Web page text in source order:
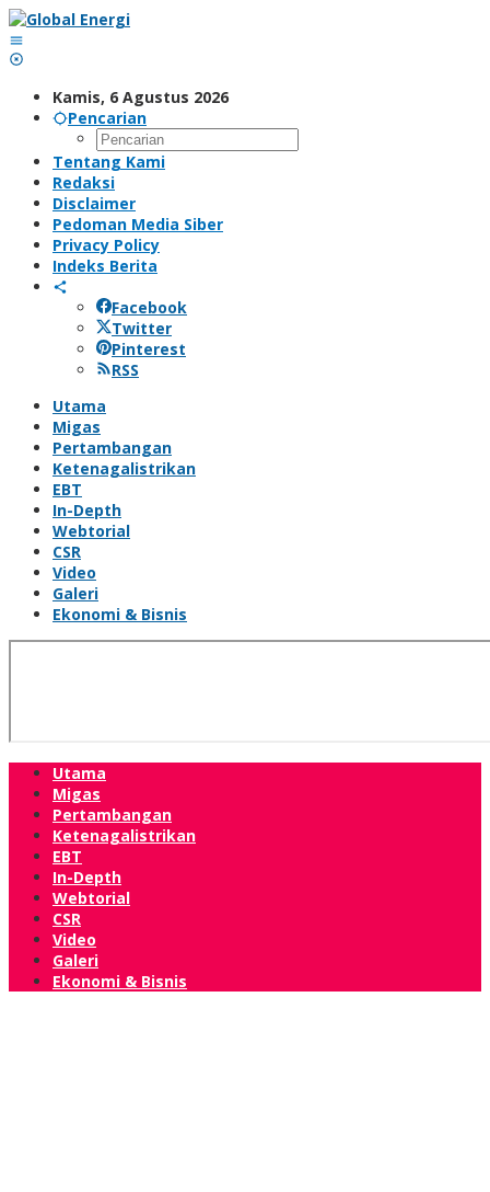
Lewati
ke
konten
Kamis, 6 Agustus 2026
Pencarian
Tentang Kami
Redaksi
Disclaimer
Pedoman Media Siber
Privacy Policy
Indeks Berita
Facebook
Twitter
Pinterest
RSS
Utama
Migas
Pertambangan
Ketenagalistrikan
EBT
In-Depth
Webtorial
CSR
Video
Galeri
Ekonomi & Bisnis
Utama
Migas
Pertambangan
Ketenagalistrikan
EBT
In-Depth
Webtorial
CSR
Video
Galeri
Ekonomi & Bisnis